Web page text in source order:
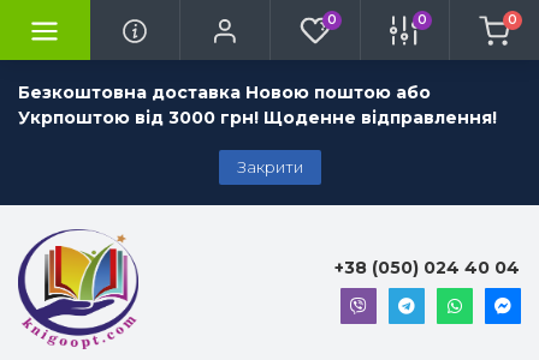
Безкоштовна доставка Новою поштою або
Укрпоштою від 3000 грн! Щоденне відправлення!
Закрити
0 0 0
+38 (050) 024 40 04